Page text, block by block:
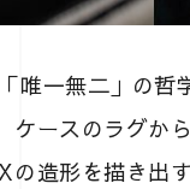
唯一無二」の哲
ケースのラグか
の造形を描き出